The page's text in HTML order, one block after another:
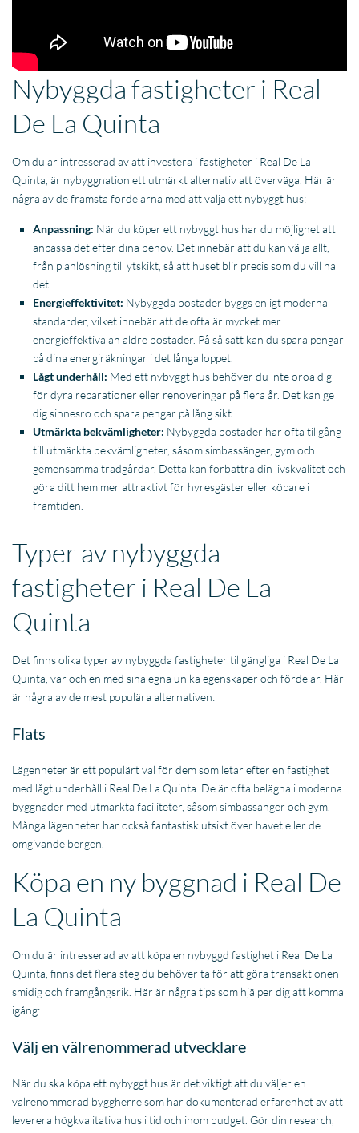
Nybyggda fastigheter i Real
De La Quinta
Om du är intresserad av att investera i fastigheter i Real De La
Quinta, är nybyggnation ett utmärkt alternativ att överväga. Här är
några av de främsta fördelarna med att välja ett nybyggt hus:
Anpassning: När du köper ett nybyggt hus har du möjlighet att
anpassa det efter dina behov. Det innebär att du kan välja allt,
från planlösning till ytskikt, så att huset blir precis som du vill ha
det.
Energieffektivitet: Nybyggda bostäder byggs enligt moderna
standarder, vilket innebär att de ofta är mycket mer
energieffektiva än äldre bostäder. På så sätt kan du spara pengar
på dina energiräkningar i det långa loppet.
Lågt underhåll: Med ett nybyggt hus behöver du inte oroa dig
för dyra reparationer eller renoveringar på flera år. Det kan ge
dig sinnesro och spara pengar på lång sikt.
Utmärkta bekvämligheter: Nybyggda bostäder har ofta tillgång
till utmärkta bekvämligheter, såsom simbassänger, gym och
gemensamma trädgårdar. Detta kan förbättra din livskvalitet och
göra ditt hem mer attraktivt för hyresgäster eller köpare i
framtiden.
Typer av nybyggda
fastigheter i Real De La
Quinta
Det finns olika typer av nybyggda fastigheter tillgängliga i Real De La
Quinta, var och en med sina egna unika egenskaper och fördelar. Här
är några av de mest populära alternativen:
Flats
Lägenheter är ett populärt val för dem som letar efter en fastighet
med lågt underhåll i Real De La Quinta. De är ofta belägna i moderna
byggnader med utmärkta faciliteter, såsom simbassänger och gym.
Många lägenheter har också fantastisk utsikt över havet eller de
omgivande bergen.
Köpa en ny byggnad i Real De
La Quinta
Om du är intresserad av att köpa en nybyggd fastighet i Real De La
Quinta, finns det flera steg du behöver ta för att göra transaktionen
smidig och framgångsrik. Här är några tips som hjälper dig att komma
igång:
Välj en välrenommerad utvecklare
När du ska köpa ett nybyggt hus är det viktigt att du väljer en
välrenommerad byggherre som har dokumenterad erfarenhet av att
leverera högkvalitativa hus i tid och inom budget. Gör din research,